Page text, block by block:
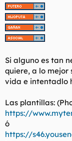
Si alguno es tan
quiere, a lo mejor
vida e intentadlo
Las plantillas:
https://
ó
https://